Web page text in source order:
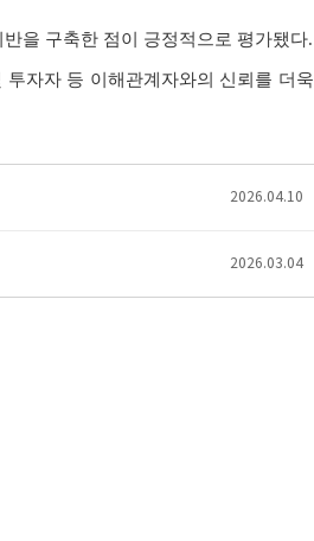
을 구축한 점이 긍정적으로 평가됐다.
자자 등 이해관계자와의 신뢰를 더욱
2026.04.10
2026.03.04